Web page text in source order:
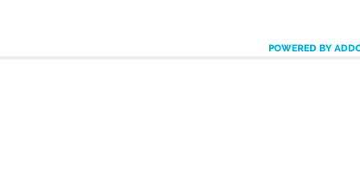
POWERED BY